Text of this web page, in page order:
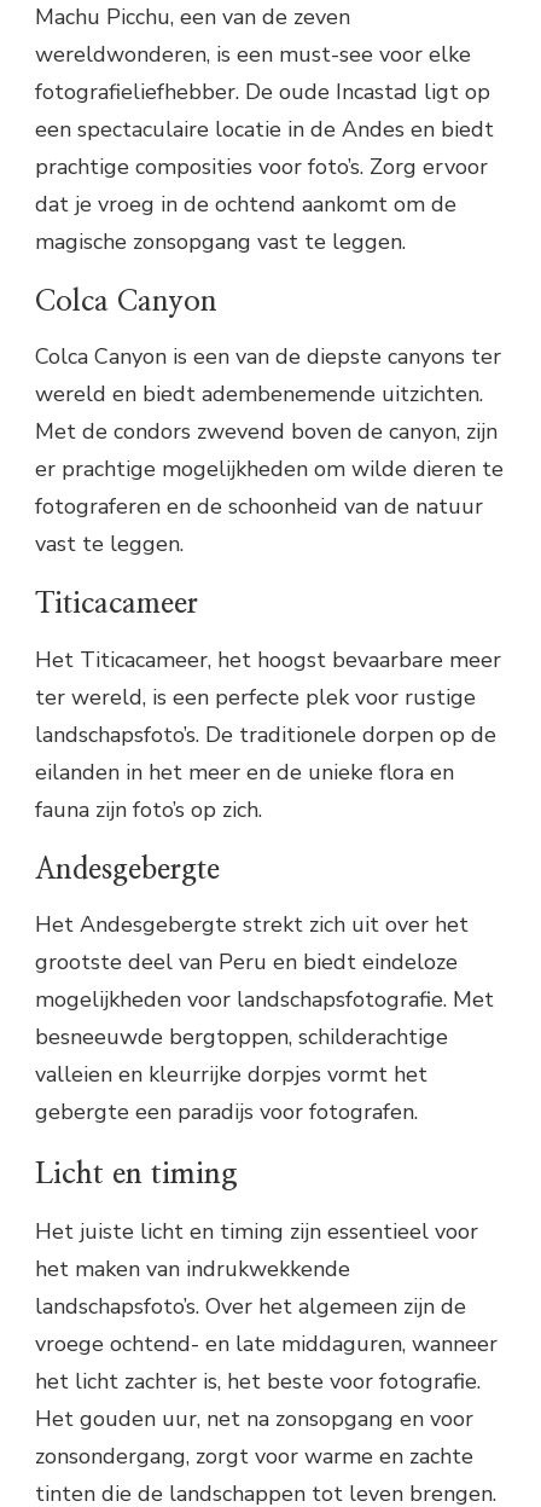
Machu Picchu, een van de zeven
wereldwonderen, is een must-see voor elke
fotografieliefhebber. De oude Incastad ligt op
een spectaculaire locatie in de Andes en biedt
prachtige composities voor foto’s. Zorg ervoor
dat je vroeg in de ochtend aankomt om de
magische zonsopgang vast te leggen.
Colca Canyon
Colca Canyon is een van de diepste canyons ter
wereld en biedt adembenemende uitzichten.
Met de condors zwevend boven de canyon, zijn
er prachtige mogelijkheden om wilde dieren te
fotograferen en de schoonheid van de natuur
vast te leggen.
Titicacameer
Het Titicacameer, het hoogst bevaarbare meer
ter wereld, is een perfecte plek voor rustige
landschapsfoto’s. De traditionele dorpen op de
eilanden in het meer en de unieke flora en
fauna zijn foto’s op zich.
Andesgebergte
Het Andesgebergte strekt zich uit over het
grootste deel van Peru en biedt eindeloze
mogelijkheden voor landschapsfotografie. Met
besneeuwde bergtoppen, schilderachtige
valleien en kleurrijke dorpjes vormt het
gebergte een paradijs voor fotografen.
Licht en timing
Het juiste licht en timing zijn essentieel voor
het maken van indrukwekkende
landschapsfoto’s. Over het algemeen zijn de
vroege ochtend- en late middaguren, wanneer
het licht zachter is, het beste voor fotografie.
Het gouden uur, net na zonsopgang en voor
zonsondergang, zorgt voor warme en zachte
tinten die de landschappen tot leven brengen.